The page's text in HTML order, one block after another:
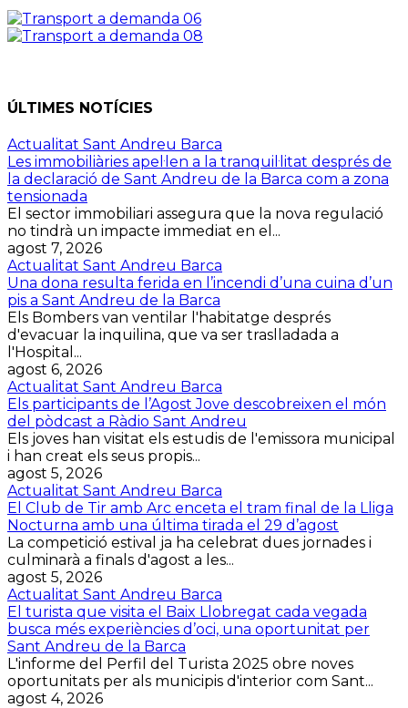
ÚLTIMES NOTÍCIES
Actualitat Sant Andreu Barca
Les immobiliàries apel·len a la tranquil·litat després de
la declaració de Sant Andreu de la Barca com a zona
tensionada
El sector immobiliari assegura que la nova regulació
no tindrà un impacte immediat en el...
agost 7, 2026
Actualitat Sant Andreu Barca
Una dona resulta ferida en l’incendi d’una cuina d’un
pis a Sant Andreu de la Barca
Els Bombers van ventilar l'habitatge després
d'evacuar la inquilina, que va ser traslladada a
l'Hospital...
agost 6, 2026
Actualitat Sant Andreu Barca
Els participants de l’Agost Jove descobreixen el món
del pòdcast a Ràdio Sant Andreu
Els joves han visitat els estudis de l'emissora municipal
i han creat els seus propis...
agost 5, 2026
Actualitat Sant Andreu Barca
El Club de Tir amb Arc enceta el tram final de la Lliga
Nocturna amb una última tirada el 29 d’agost
La competició estival ja ha celebrat dues jornades i
culminarà a finals d'agost a les...
agost 5, 2026
Actualitat Sant Andreu Barca
El turista que visita el Baix Llobregat cada vegada
busca més experiències d’oci, una oportunitat per
Sant Andreu de la Barca
L'informe del Perfil del Turista 2025 obre noves
oportunitats per als municipis d'interior com Sant...
agost 4, 2026